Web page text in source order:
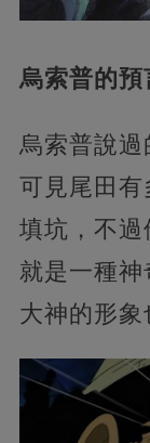
烏索普的預
烏索普說過
可見尾田有
填坑，不過
就是一種
大神的形象